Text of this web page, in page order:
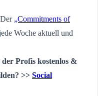
„Commitments of
Woche aktuell und
Profis kostenlos &
>> Social